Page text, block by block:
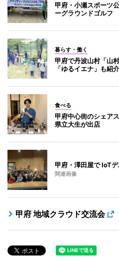
甲府・小瀬スポーツ
ーグラウンドゴルフ
暮らす・働く
甲府で丹波山村「山
「ゆるイエナ」も紹介
食べる
甲府中心街のシェア
県立大生が出店
甲府・澤田屋で IoT
関連画像
甲府 地域クラウド交流会